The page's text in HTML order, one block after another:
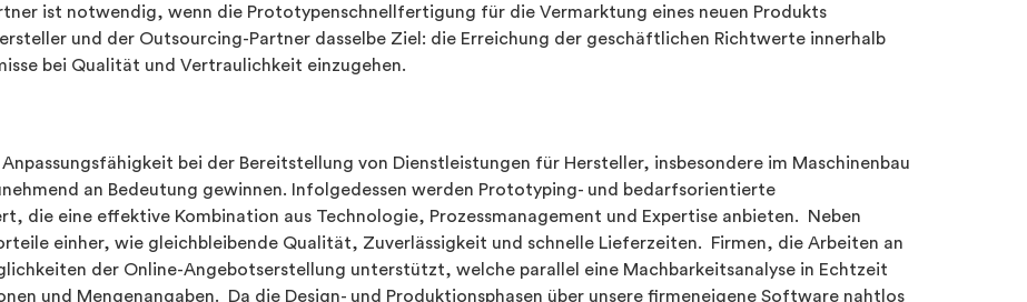
ist notwendig, wenn die Prototypenschnellfertigung für die Vermarktung eines neuen Produkts
und der Outsourcing-Partner dasselbe Ziel: die Erreichung der geschäftlichen Richtwerte innerhalb
bei Qualität und Vertraulichkeit einzugehen.
bei der Bereitstellung von Dienstleistungen für Hersteller, insbesondere im Maschinenbau
an Bedeutung gewinnen. Infolgedessen werden Prototyping- und bedarfsorientierte
die eine effektive Kombination aus Technologie, Prozessmanagement und Expertise anbieten. Neben
einher, wie gleichbleibende Qualität, Zuverlässigkeit und schnelle Lieferzeiten. Firmen, die Arbeiten an
der Online-Angebotserstellung unterstützt, welche parallel eine Machbarkeitsanalyse in Echtzeit
und Mengenangaben. Da die Design- und Produktionsphasen über unsere firmeneigene Software nahtlos